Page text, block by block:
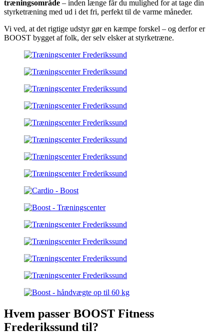
træningsområde – inden længe får du mulighed for at tage din
styrketræning med ud i det fri, perfekt til de varme måneder.
Vi ved, at det rigtige udstyr gør en kæmpe forskel – og derfor er
BOOST bygget af folk, der selv elsker at styrketræne.
Hvem passer BOOST Fitness
Frederikssund til?